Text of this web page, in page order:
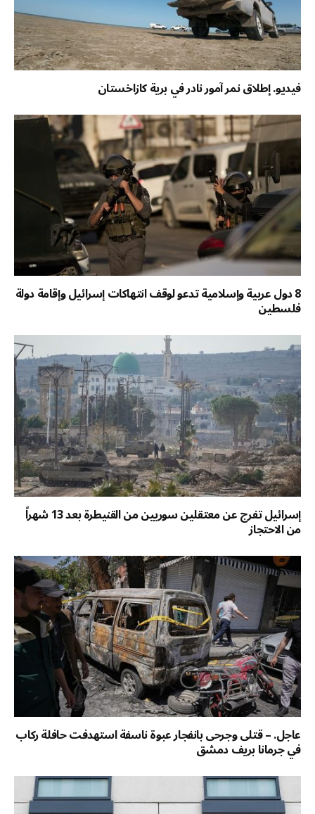
فيديو. إطلاق نمر آمور نادر في برية كازاخستان
8 دول عربية وإسلامية تدعو لوقف انتهاكات إسرائيل وإقامة دولة
فلسطين
إسرائيل تفرج عن معتقلين سوريين من القنيطرة بعد 13 شهراً
من الاحتجاز
عاجل. – قتلى وجرحى بانفجار عبوة ناسفة استهدفت حافلة ركاب
في جرمانا بريف دمشق